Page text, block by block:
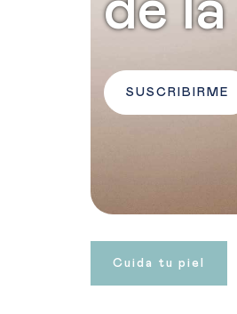
SUSCRIBIRME
Cuida tu piel